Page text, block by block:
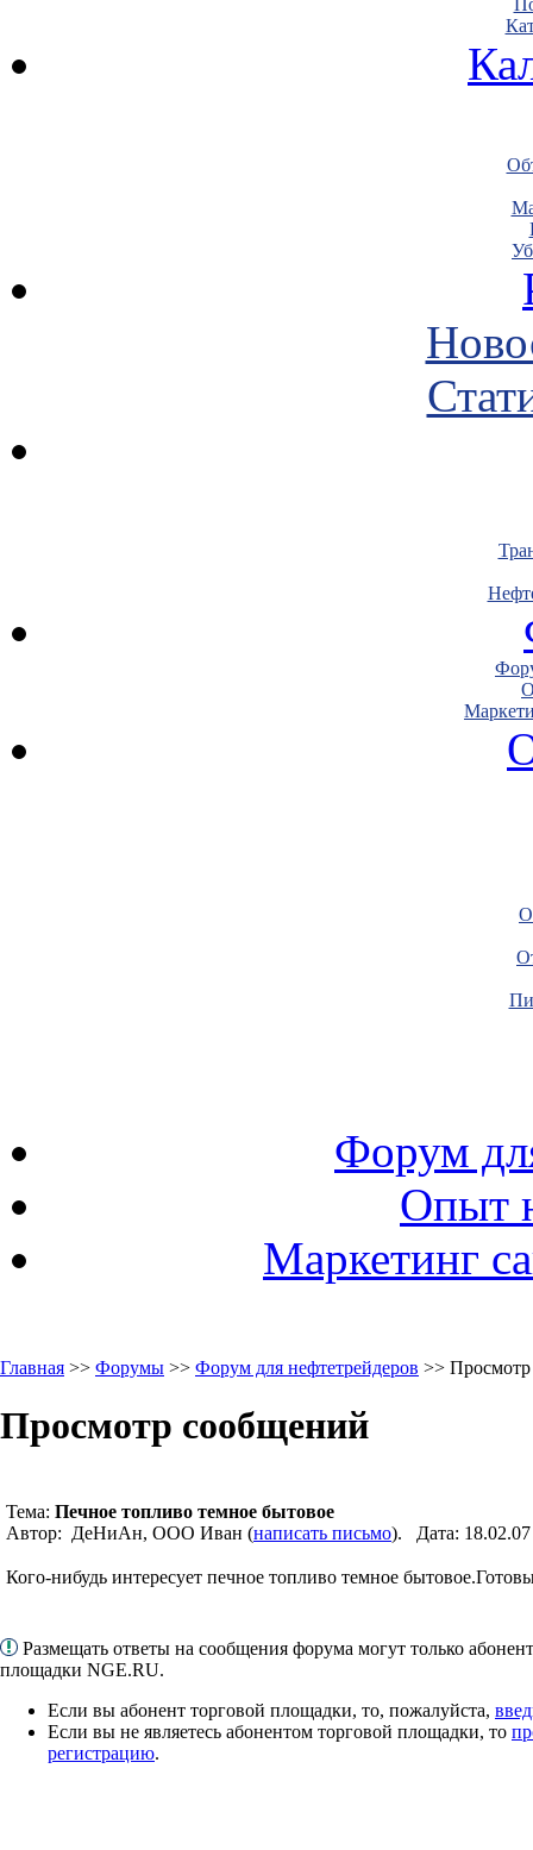
Форум
Опыт
Маркетинг
Главная >> Форумы >> Форум для нефтетрейдеров >>
Просмотр сообщений
Тема: Печное топливо темное бытовое
Автор: ДеНиАн, ООО Иван (написать письмо). Дата:
Кого-нибудь интересует печное топливо темное
Размещать ответы на сообщения форума могут только
площадки NGE.RU.
Если вы абонент торговой площадки, то, пожалуйста,
Если вы не являетесь абонентом торговой площадки, то
регистрацию.